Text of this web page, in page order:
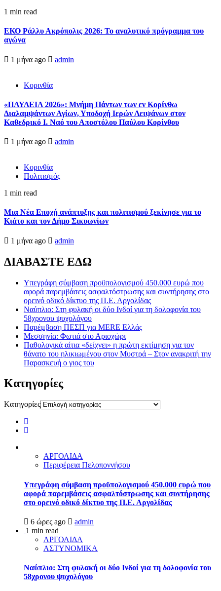
1 min read
ΕΚΟ Ράλλυ Ακρόπολις 2026: Το αναλυτικό πρόγραμμα του
αγώνα
1 μήνα ago admin
Κορινθία
«ΠΑΥΛΕΙΑ 2026»: Μνήμη Πάντων των εν Κορίνθω
Διαλαμψάντων Αγίων, Υποδοχή Ιερών Λειψάνων στον
Καθεδρικό Ι. Ναό του Αποστόλου Παύλου Κορίνθου
1 μήνα ago admin
Κορινθία
Πολιτισμός
1 min read
Μια Νέα Εποχή ανάπτυξης και πολιτισμού ξεκίνησε για το
Κιάτο και τον Δήμο Σικυωνίων
1 μήνα ago admin
ΔΙΑΒΑΣΤΕ ΕΔΩ
Υπεγράφη σύμβαση προϋπολογισμού 450.000 ευρώ που
αφορά παρεμβάσεις ασφαλτόστρωσης και συντήρησης στο
ορεινό οδικό δίκτυο της Π.Ε. Αργολίδας
Ναύπλιο: Στη φυλακή οι δύο Ινδοί για τη δολοφονία του
58χρονου ψυχολόγου
Παρέμβαση ΠΕΣΠ για MERE Ελλάς
Μεσσηνία: Φωτιά στο Αριοχώρι
Παθολογικά αίτια «δείχνει» η πρώτη εκτίμηση για τον
θάνατο του ηλικιωμένου στον Μυστρά – Στον ανακριτή την
Παρασκευή ο γιος του
Kατηγορίες
Kατηγορίες
ΑΡΓΟΛΙΔΑ
Περιφέρεια Πελοποννήσου
Υπεγράφη σύμβαση προϋπολογισμού 450.000 ευρώ που
αφορά παρεμβάσεις ασφαλτόστρωσης και συντήρησης
στο ορεινό οδικό δίκτυο της Π.Ε. Αργολίδας
6 ώρες ago
admin
1 min read
ΑΡΓΟΛΙΔΑ
ΑΣΤΥΝΟΜΙΚΑ
Ναύπλιο: Στη φυλακή οι δύο Ινδοί για τη δολοφονία του
58χρονου ψυχολόγου